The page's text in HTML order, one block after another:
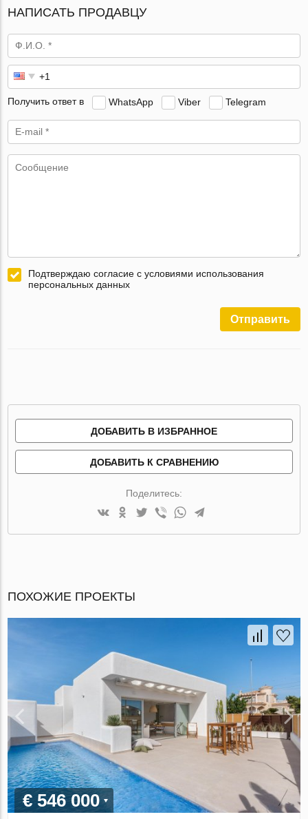
НАПИСАТЬ ПРОДАВЦУ
Получить ответ в WhatsApp Viber Telegram
Подтверждаю согласие с условиями использования
персональных данных
Отправить
ДОБАВИТЬ В ИЗБРАННОЕ
ДОБАВИТЬ К СРАВНЕНИЮ
Поделитесь:
ПОХОЖИЕ ПРОЕКТЫ
€ 546 000